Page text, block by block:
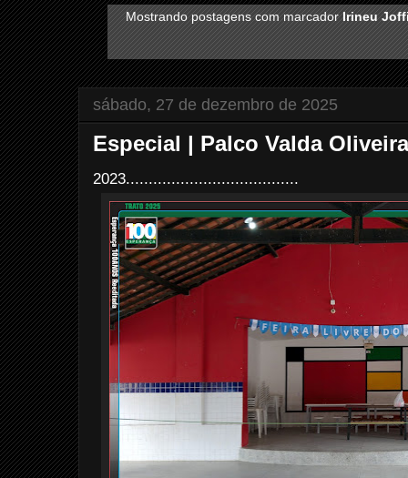
Mostrando postagens com marcadorIrineu
sábado, 27 de dezembro de 2025
Especial | Palco Valda
2023......................................